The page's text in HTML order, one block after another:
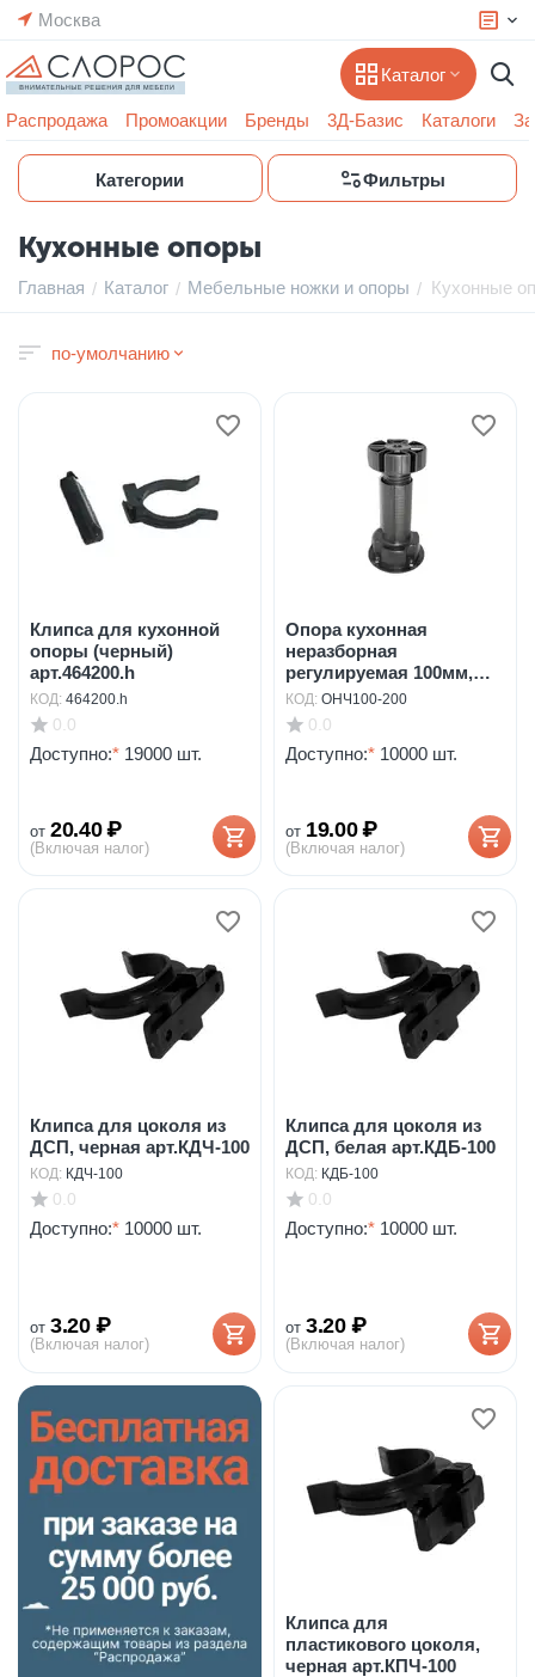
Москва
Каталог
Распродажа Промоакции Бренды 3Д-Базис Каталоги
Категории Фильтры
Кухонные опоры
Главная / Каталог / Мебельные ножки и опоры / Кухонные
по-умолчанию
Клипса для кухонной
опоры (черный)
арт.464200.h
КОД: 464200.h
0.0
Доступно:* 19000 шт.
от 20.40 ₽
(Включая налог)
Опора кухонная
неразборная
регулируемая 100мм,
черная арт...
КОД: ОНЧ100-200
0.0
Доступно:* 10000 шт.
от 19.00 ₽
(Включая налог)
Клипса для цоколя из
ДСП, черная арт.КДЧ-100
КОД: КДЧ-100
0.0
Доступно:* 10000 шт.
от 3.20 ₽
(Включая налог)
Клипса для цоколя из
ДСП, белая арт.КДБ-100
КОД: КДБ-100
0.0
Доступно:* 10000 шт.
от 3.20 ₽
(Включая налог)
Клипса для
пластикового цоколя,
черная арт.КПЧ-100